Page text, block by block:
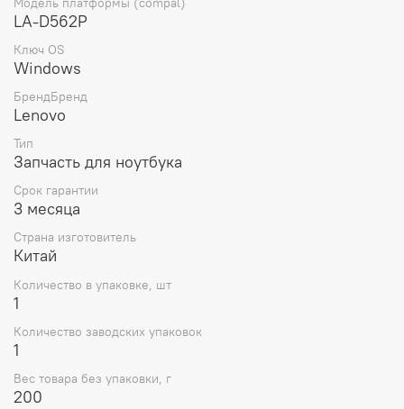
LA-D562P
Ключ OS
Windows
БрендБренд
Lenovo
Тип
Запчасть для ноутбука
Срок гарантии
3 месяца
Страна изготовитель
Китай
Количество в упаковке, шт
1
Количество заводских упаковок
1
Вес товара без упаковки, г
200